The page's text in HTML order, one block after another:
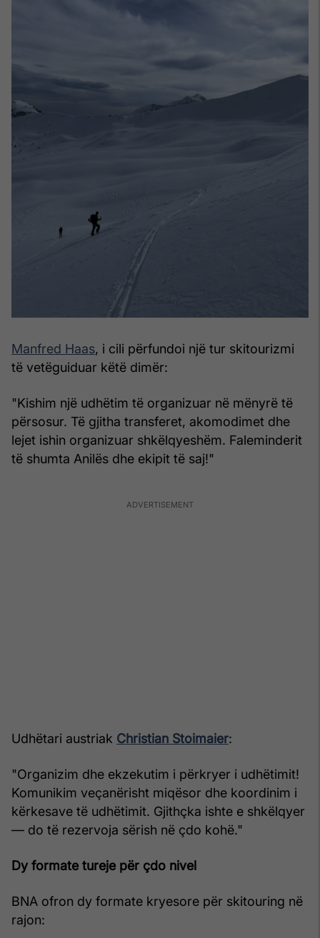
Manfred Haas, i cili përfundoi një tur skitourizmi
të vetëguiduar këtë dimër:
"Kishim një udhëtim të organizuar në mënyrë të
përsosur. Të gjitha transferet, akomodimet dhe
lejet ishin organizuar shkëlqyeshëm. Faleminderit
të shumta Anilës dhe ekipit të saj!"
Udhëtari austriak Christian Stoimaier:
"Organizim dhe ekzekutim i përkryer i udhëtimit!
Komunikim veçanërisht miqësor dhe koordinim i
kërkesave të udhëtimit. Gjithçka ishte e shkëlqyer
— do të rezervoja sërish në çdo kohë."
Dy formate tureje për çdo nivel
BNA ofron dy formate kryesore për skitouring në
rajon: